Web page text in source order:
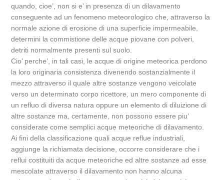
quando, cioe’, non si e’ in presenza di un dilavamento
conseguente ad un fenomeno meteorologico che, attraverso la
normale azione di erosione di una superficie impermeabile,
determini la commistione delle acque piovane con polveri,
detriti normalmente presenti sul suolo.
Cio’ perche’, in tali casi, le acque di origine meteorica perdono
la loro originaria consistenza divenendo sostanzialmente il
mezzo attraverso il quale altre sostanze vengono veicolate
verso un determinato corpo ricettore, un mero componente di
un refluo di diversa natura oppure un elemento di diluizione di
altre sostanze ma, certamente, non possono essere piu’
considerate come semplici acque meteoriche di dilavamento.
Ai fini della classificazione quali acque reflue industriali,
aggiunge la richiamata decisione, occorre considerare che i
reflui costituiti da acque meteoriche ed altre sostanze ad esse
mescolate attraverso il dilavamento non hanno alcuna